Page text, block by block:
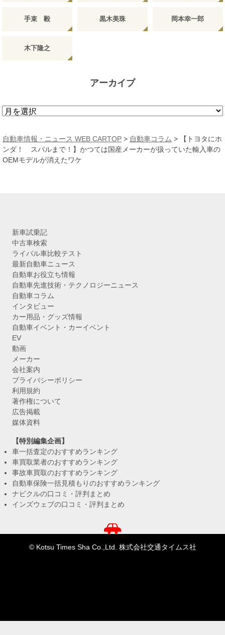
手束 毅 黒木美珠 岡本幸一郎
木下隆之
アーカイブ
ア
カ
イ
ブ
自動車情報・ニュース WEB CARTOP > 自動車コラム >
【トヨタにホ
ンダ！ スバルまで！】かつては国産メーカーが扱っていた輸入車の
OEMモデルが消えたワケ
新車試乗記
中古車検索
ライバル車比較テスト
最新自動車ニュース
自動車お役立ち情報
自動車先進技術・テクノロジーニュース
自動車コラム
インタビュー
カー用品・グッズ情報
自動車イベント・カーイベント
EV
動画
メーカー
会社案内
プライバシーポリシー
利用規約
著作権について
広告掲載
媒体資料
【特別編集企画】
車一括査定のおすすめランキング
車買取業者のおすすめランキング
事故車買取のおすすめランキング
自動車保険一括見積もりのおすすめランキング
ナビクルの口コミ・評判まとめ
インズウェブの口コミ・評判まとめ
© Kotsu Times Sha Co.,Ltd. 株式会社交通タイムス社